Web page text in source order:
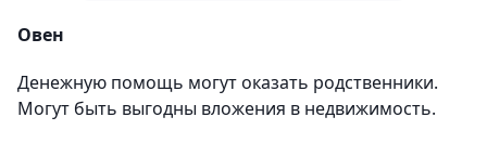
Овен
Денежную помощь могут оказать родственники.
Могут быть выгодны вложения в недвижимость.